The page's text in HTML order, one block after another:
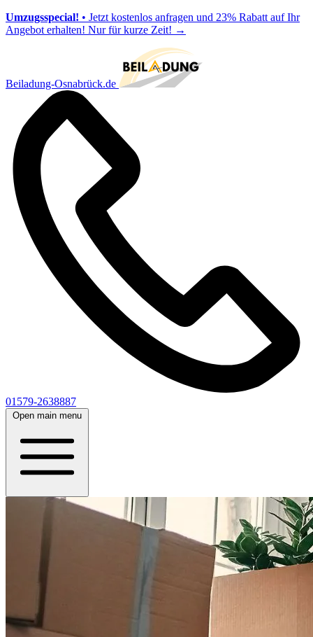
Umzugsspecial! • Jetzt kostenlos anfragen und 23% Rabatt auf Ihr
Angebot erhalten! Nur für kurze Zeit! →
Beiladung-Osnabrück.de
01579-2638887
Open main menu